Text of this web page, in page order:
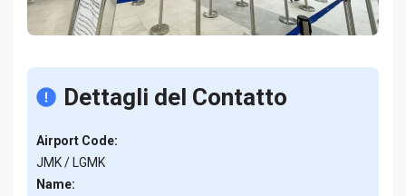
Dettagli del Contatto
Airport Code:
JMK / LGMK
Name: